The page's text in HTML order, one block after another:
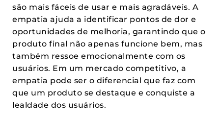
são mais fáceis de usar e mais agradáveis. A
empatia ajuda a identificar pontos de dor e
oportunidades de melhoria, garantindo que o
produto final não apenas funcione bem, mas
também ressoe emocionalmente com os
usuários. Em um mercado competitivo, a
empatia pode ser o diferencial que faz com
que um produto se destaque e conquiste a
lealdade dos usuários.